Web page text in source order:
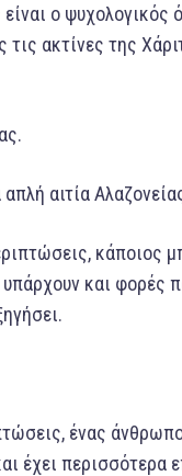
ο ψυχολογικός
ακτίνες της
αιτία
κάποιος
υπάρχουν και φορές
ένας
έχει περισσότερα